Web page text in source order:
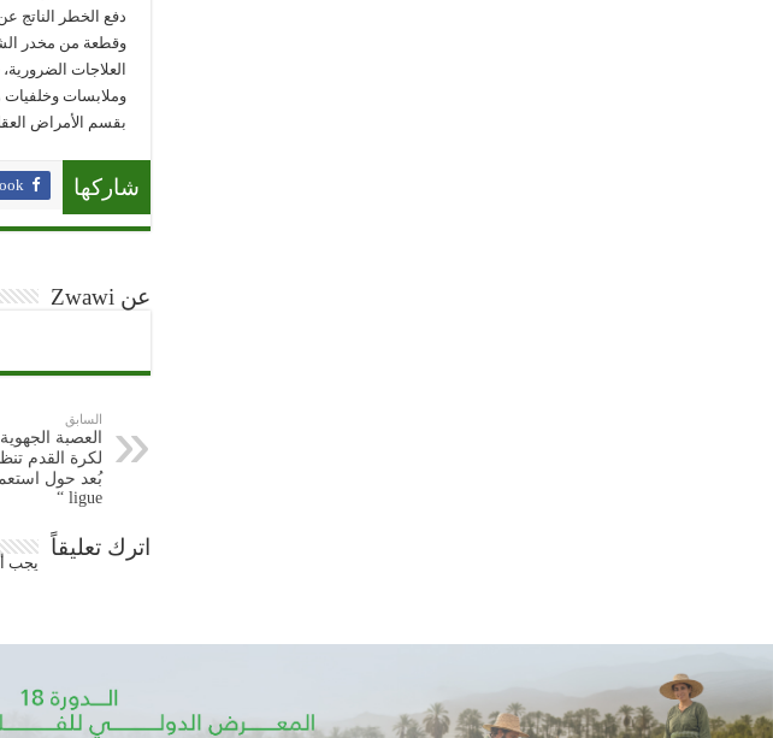
دفع الخطر الناتج
وقطعة من مخدر
العلاجات
وملابسات وخلفيات
بقسم الأمراض
شاركها
عن Zwawi
السابق
العصبة
لكرة القدم
ligue “
اترك تعليقاً
يجب